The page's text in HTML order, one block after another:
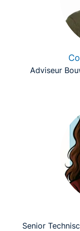
Adviseur
Senior